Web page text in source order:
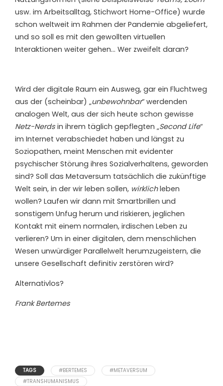
usw. im Arbeitsalltag, Stichwort Home-Office) wurde
schon weltweit im Rahmen der Pandemie abgeliefert,
und so soll es mit den gewollten virtuellen
Interaktionen weiter gehen… Wer zweifelt daran?
Wird der digitale Raum ein Ausweg, gar ein Fluchtweg
aus der (scheinbar) „unbewohnbar“ werdenden
analogen Welt, aus der sich heute schon gewisse
Netz-Nerds in ihrem täglich gepflegten „Second Life“
im Internet verabschiedet haben und längst zu
Soziopathen, meint Menschen mit evidenter
psychischer Störung ihres Sozialverhaltens, geworden
sind? Soll das Metaversum tatsächlich die zukünftige
Welt sein, in der wir leben sollen, wirklichleben
wollen? Laufen wir dann mit Smartbrillen und
sonstigem Unfug herum und riskieren, jeglichen
Kontakt mit einem normalen, irdischen Leben zu
verlieren? Um in einer digitalen, dem menschlichen
Wesen unwürdiger Parallelwelt herumzugeistern, die
unsere Gesellschaft definitiv zerstören wird?
Alternativlos?
Frank Bertemes
TAGS #BERTEMES
#METAVERSUM
#TRANSHUMANISMUS